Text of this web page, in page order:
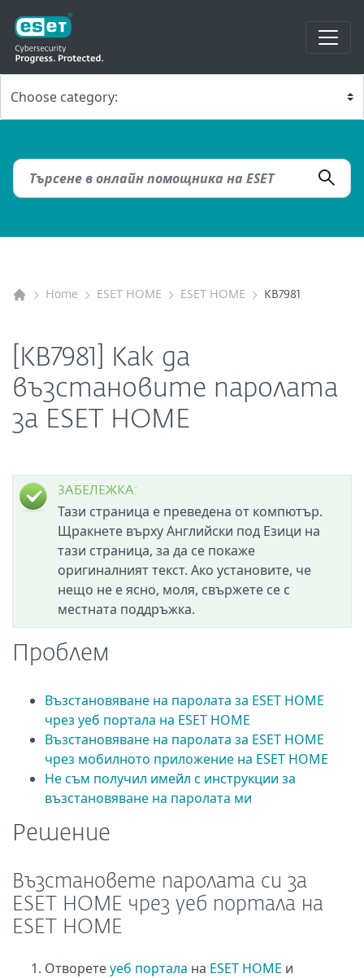
Home ESET HOME ESET HOME KB7981
[KB7981] Как да
възстановите паролата
за ESET HOME
ЗАБЕЛЕЖКА:
Тази страница е преведена от компютър.
Щракнете върху Английски под Езици на
тази страница, за да се покаже
оригиналният текст. Ако установите, че
нещо не е ясно, моля, свържете се с
местната поддръжка.
Проблем
Възстановяване на паролата за ESET HOME
чрез уеб портала на ESET HOME
Възстановяване на паролата за ESET HOME
чрез мобилното приложение на ESET HOME
Не съм получил имейл с инструкции за
възстановяване на паролата ми
Решение
Възстановете паролата си за
ESET HOME чрез уеб портала на
ESET HOME
Отворетеуеб портала на ESET HOME и